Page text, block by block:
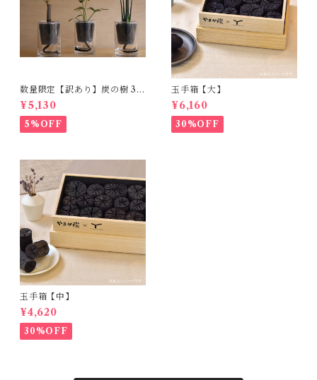
数量限定【訳あり】炭の樹 3個
セット｜パキラ・シェフレ
ラ・サンスベリアミカド
¥5,130
5%OFF
玉手箱【大】
¥6,160
30%OFF
玉手箱【中】
¥4,620
30%OFF